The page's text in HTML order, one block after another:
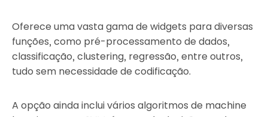
Oferece uma vasta gama de widgets para diversas
funções, como pré-processamento de dados,
classificação, clustering, regressão, entre outros,
tudo sem necessidade de codificação.
A opção ainda inclui vários algoritmos de machine